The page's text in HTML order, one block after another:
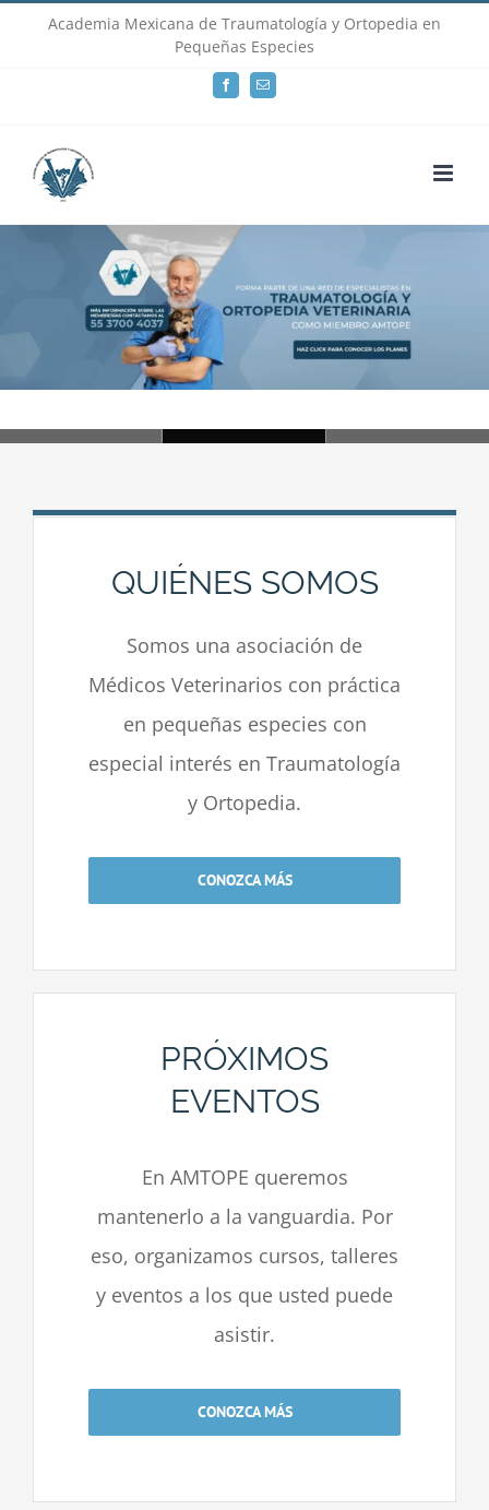
Academia Mexicana de Traumatología y Ortopedia en
Pequeñas Especies
FacebookEmail
Loading...
QUIÉNES SOMOS
Somos una asociación de
Médicos Veterinarios con práctica
en pequeñas especies con
especial interés en Traumatología
y Ortopedia.
CONOZCA MÁS
PRÓXIMOS
EVENTOS
En AMTOPE queremos
mantenerlo a la vanguardia. Por
eso, organizamos cursos, talleres
y eventos a los que usted puede
asistir.
CONOZCA MÁS